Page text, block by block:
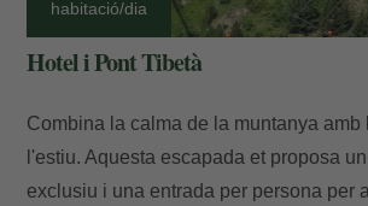
habitació/dia
Hotel i Pont Tibetà
Combina la calma de la muntanya amb
l'estiu. Aquesta escapada et proposa
exclusiu i una entrada per persona per